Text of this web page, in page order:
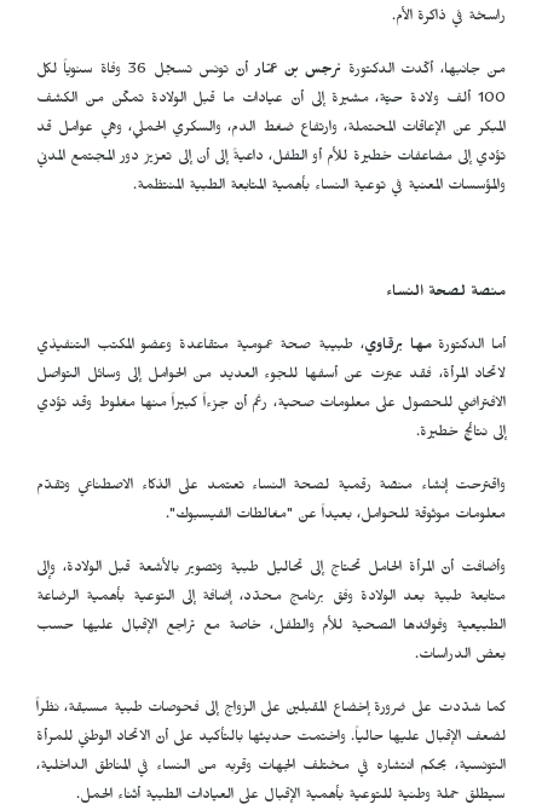
راسخة في ذاكرة الأم.
من جانبها، أكّدت الدكتورة نرجس بن عمّار
أنّ تونس تسجّل 36 وفاة سنوياً لكل
100 ألف ولادة حيّة، مشيرة إلى أنّ عيادات ما قبل الولادة تمكّن من الكشف
المبكر عن الإعاقات المحتملة، وارتفاع ضغط الدم، والسكري الحملي، وهي عوامل قد
تؤدي إلى مضاعفات خطيرة للأم أو الطفل، داعيةً إلى أن إلى تعزيز دور المجتمع المدني
والمؤسسات المعنية في توعية النساء بأهمية المتابعة الطبية المنتظمة.
منصة لصحة النساء
أما الدكتورةمها برقاوي، طبيبة صحة عمومية متقاعدة وعضو المكتب التنفيذي
لاتحاد المرأة، فقد عبّرت عن أسفها للجوء العديد من الحوامل إلى وسائل التواصل
الافتراضي للحصول على معلومات صحية، رغم أنّ جزءاً كبيراً منها مغلوط وقد تؤدي
إلى نتائج خطيرة.
واقترحت إنشاء منصّة رقمية لصحة النساء تعتمد على الذكاء الاصطناعي وتقدّم
معلومات موثوقة للحوامل، بعيداً عن "مغالطات الفيسبوك".
وأضافت أنّ المرأة الحامل تحتاج إلى تحاليل طبية وتصوير بالأشعة قبل الولادة، وإلى
متابعة طبية بعد الولادة وفق برنامج محدّد، إضافة إلى التوعية بأهمية الرضاعة
الطبيعية وفوائدها الصحية للأم والطفل، خاصة مع تراجع الإقبال عليها حسب
بعض الدراسات.
كما شدّدت على ضرورة إخضاع المقبلين على الزواج إلى فحوصات طبية مسبقة، نظراً
لضعف الإقبال عليها حالياً. واختمت حديثها بالتأكيد على أنّ الاتحاد الوطني للمرأة
التونسية، بحكم انتشاره في مختلف الجهات وقربه من النساء في المناطق الداخلية،
سيطلق حملة وطنية للتوعية بأهمية الإقبال على العيادات الطبية أثناء الحمل.